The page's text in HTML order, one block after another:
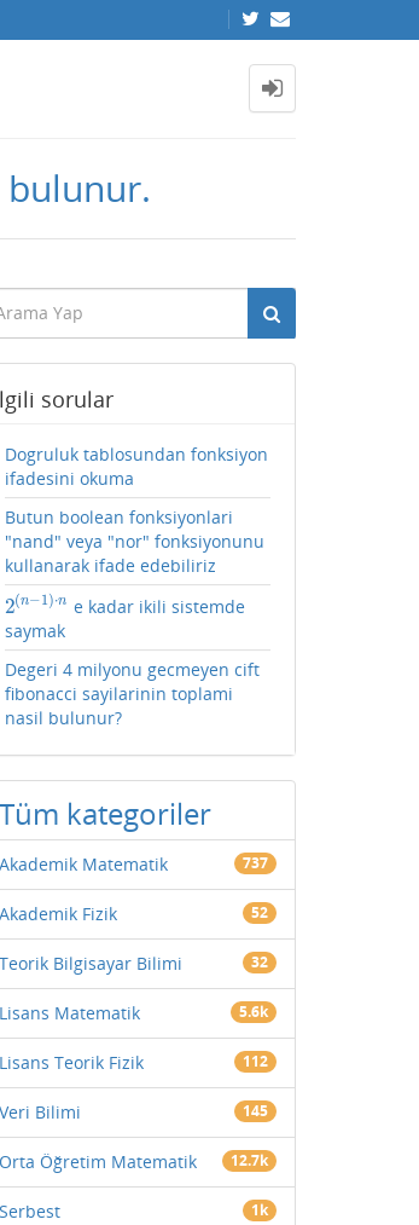
sorular
Dogruluk tablosundan fonksiyon
ifadesini okuma
Butun boolean fonksiyonlari
"nand" veya "nor" fonksiyonunu
kullanarak ifade edebiliriz
2(n−1)⋅n
2(n−1)⋅n e kadar ikili sistemde
saymak
Degeri 4 milyonu gecmeyen cift
fibonacci sayilarinin toplami
nasil bulunur?
Tüm kategoriler
Akademik Matematik 737
Akademik Fizik 52
Teorik Bilgisayar Bilimi 32
Lisans Matematik 5.6k
Lisans Teorik Fizik 112
Veri Bilimi 145
Orta Öğretim Matematik 12.7k
Serbest 1k